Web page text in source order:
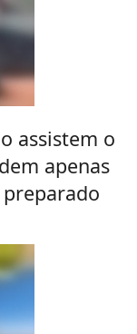
assistem o
apenas